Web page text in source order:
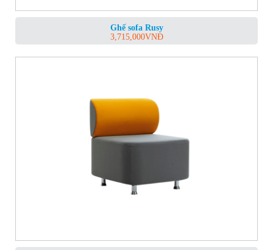
Ghế sofa Rusy
3,715,000VNĐ